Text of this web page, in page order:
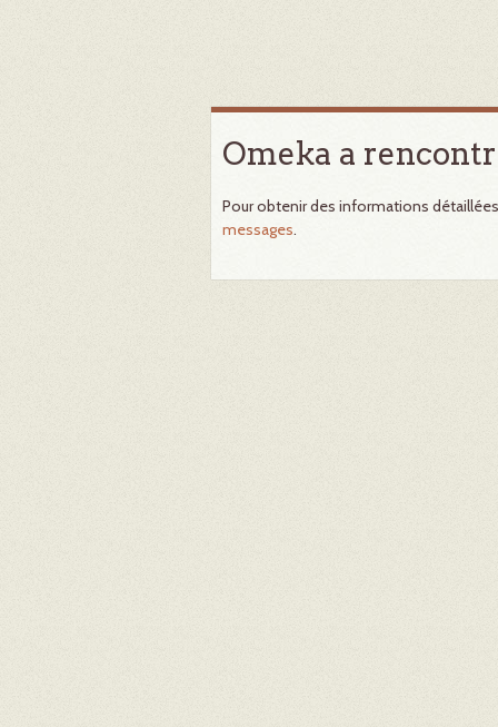
Omeka a
Pour obtenir des informations
messages.